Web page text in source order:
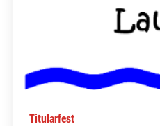
Titularfest